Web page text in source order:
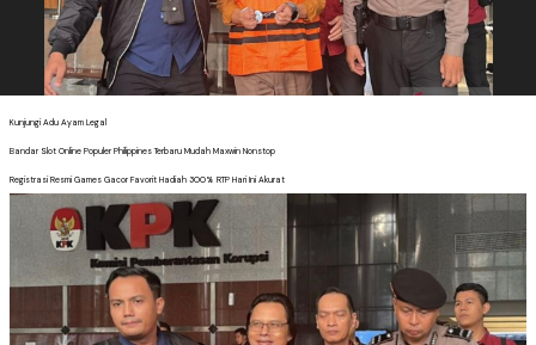
Kunjungi Adu Ayam Legal
Bandar Slot Online Populer Philippines Terbaru Mudah Maxwin Nonstop
Registrasi Resmi Games Gacor Favorit Hadiah 300% RTP Hari Ini Akurat